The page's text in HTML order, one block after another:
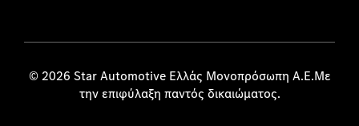
© 2026 Star Automotive Ελλάς Μονοπρόσωπη Α.Ε.Με
την επιφύλαξη παντός δικαιώματος.